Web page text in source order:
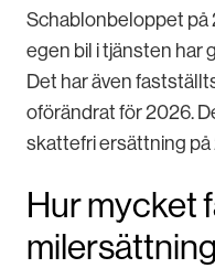
Schablonbeloppet på
egen bil i tjänsten har
Det har även
oförändrat för 2026.
skattefri ersättning på
Hur mycket